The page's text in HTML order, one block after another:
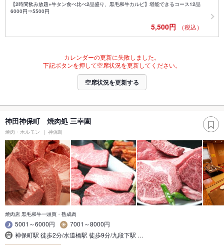
【2時間飲み放題+牛タン食べ比べ2品盛り、黒毛和牛カルビ】堪能できるコース12品
6000円⇒5500円
5,500円 （税込）
カレンダーの更新に失敗しました。
下記ボタンを押して空席状況を更新してください。
空席状況を更新する
神田神保町 焼肉処 三幸園
焼肉・ホルモン 神保町
焼肉店 黒毛和牛一頭買・熟成肉
5001～6000円
7001～8000円
神保町駅 徒歩2分/水道橋駅 徒歩9分/九段下駅 …